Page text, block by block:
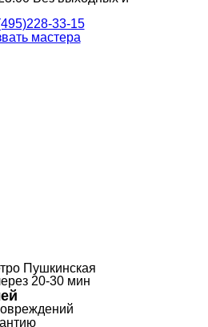
33-15
мастера
Пушкинская
20-30 мин